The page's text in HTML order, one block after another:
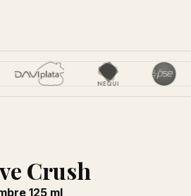
Crush
125 ml